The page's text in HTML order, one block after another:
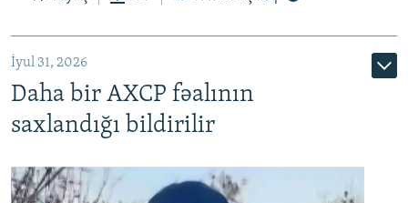
İyul 31, 2026
Daha bir AXCP fəalının
saxlandığı bildirilir